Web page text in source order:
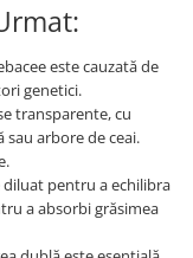
este cauzată de
genetici.
transparente, cu
sau arbore de ceai.
pentru a echilibra
a absorbi grăsimea